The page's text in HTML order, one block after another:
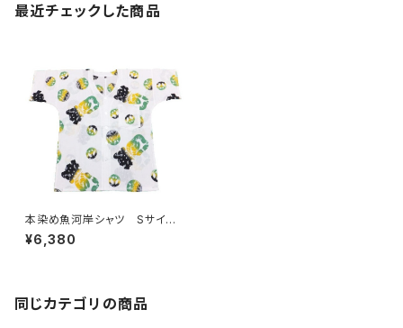
最近チェックした商品
本染め魚河岸シャツ Sサイ
ズ 認定証付き 木綿晒 平和
柄 白×ジャマイカグラデーショ
ちシャツ 焼津 浜通り 港町
¥6,380
同じカテゴリの商品